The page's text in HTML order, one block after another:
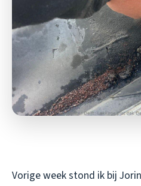
Vorige week stond ik bij